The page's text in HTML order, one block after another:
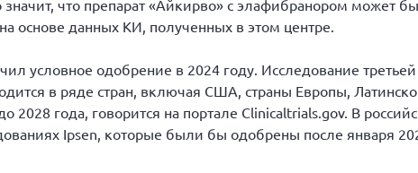
что препарат «Айкирво» с элафибранором может
основе данных КИ, полученных в этом центре.
условное одобрение в 2024 году. Исследование третьей
в ряде стран, включая США, страны Европы,
года, говорится на портале Clinicaltrials.gov. В
Ipsen, которые были бы одобрены после января